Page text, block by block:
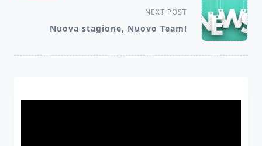
reader-
NEXT POST
Nuova stagione, Nuovo Team!